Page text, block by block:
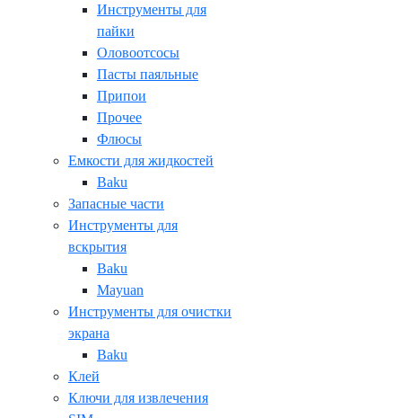
Инструменты для
пайки
Оловоотсосы
Пасты паяльные
Припои
Прочее
Флюсы
Емкости для жидкостей
Baku
Запасные части
Инструменты для
вскрытия
Baku
Mayuan
Инструменты для очистки
экрана
Baku
Клей
Ключи для извлечения